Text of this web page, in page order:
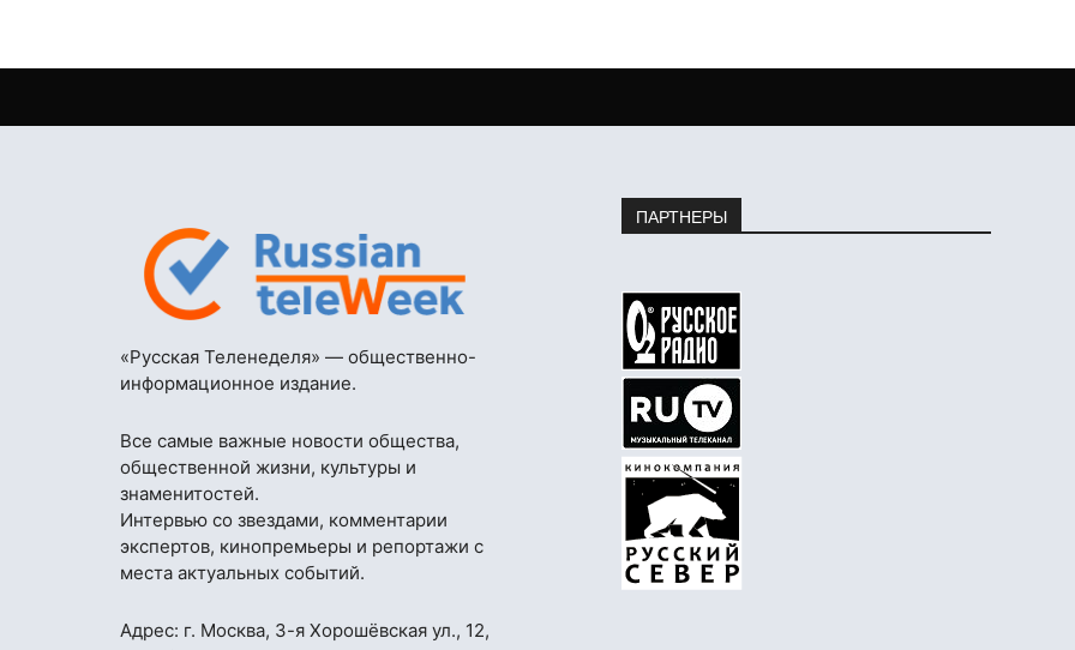
«Русская Теленеделя» — общественно-
информационное издание.
Все самые важные новости общества,
общественной жизни, культуры и
знаменитостей.
Интервью со звездами, комментарии
экспертов, кинопремьеры и репортажи с
места актуальных событий.
Адрес: г. Москва, 3-я Хорошёвская ул., 12,
ПАРТНЕРЫ